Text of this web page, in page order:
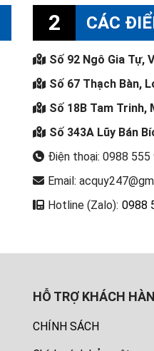
2 CÁC
Số 92 Ngô Gia Tự,
Số 67 Thạch Bàn,
Số 18B Tam Trinh,
Số 343A Lũy Bán
Điện thoại: 0988
Email:
Hotline (Zalo): 0988
HỖ TRỢ KHÁCH
CHÍNH SÁCH